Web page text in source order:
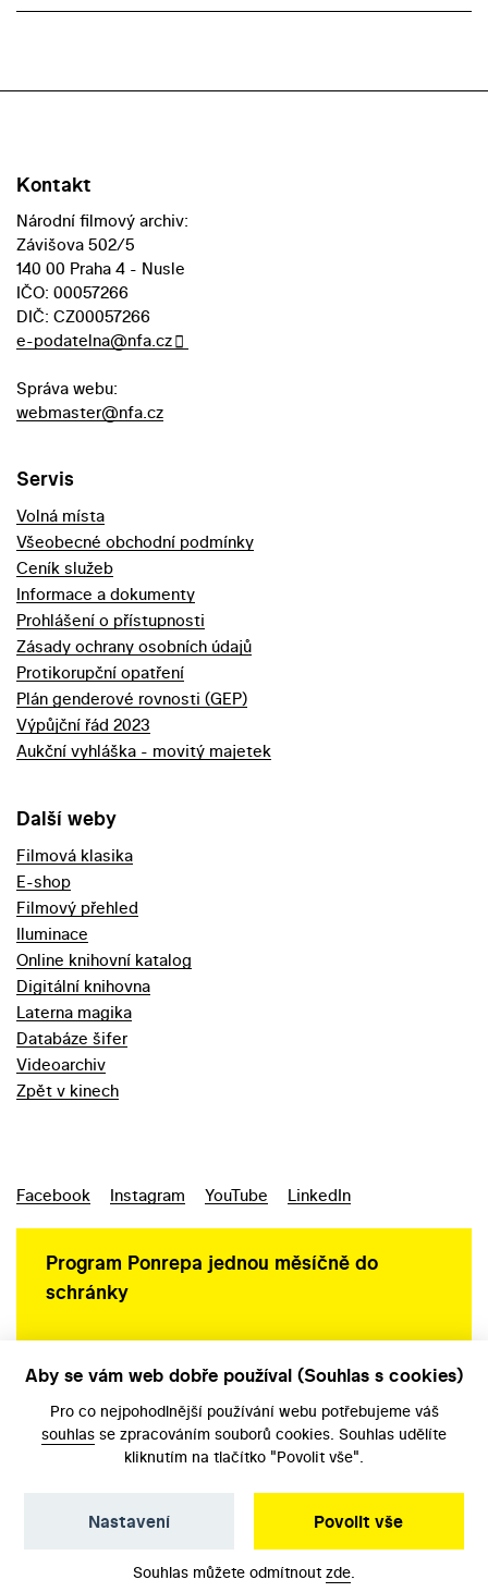
Kontakt
Národní filmový archiv:
Závišova 502/5
140 00 Praha 4 - Nusle
IČO: 00057266
DIČ: CZ00057266
e-podatelna@nfa.cz
Správa webu:
webmaster@nfa.cz
Servis
Volná místa
Všeobecné obchodní podmínky
Ceník služeb
Informace a dokumenty
Prohlášení o přístupnosti
Zásady ochrany osobních údajů
Protikorupční opatření
Plán genderové rovnosti (GEP)
Výpůjční řád 2023
Aukční vyhláška - movitý majetek
Další weby
Filmová klasika
E-shop
Filmový přehled
Iluminace
Online knihovní katalog
Digitální knihovna
Laterna magika
Databáze šifer
Videoarchiv
Zpět v kinech
Facebook Instagram YouTube LinkedIn
Program Ponrepa jednou měsíčně do
schránky
Aby se vám web dobře používal (Souhlas s cookies)
Pro co nejpohodlnější používání webu potřebujeme váš
souhlas se zpracováním souborů cookies. Souhlas udělíte
kliknutím na tlačítko "Povolit vše".
Povolit vše
Nastavení
Souhlas můžete odmítnout zde